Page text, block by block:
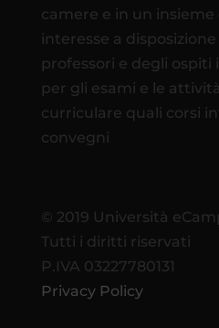
camere e in un insieme
interesse a
professori e degli ospiti
per gli esami e le
curriculare quali corsi
convegni
© 2019 Università
Tutti i diritti riservati
P.IVA 03227780131
Privacy Policy